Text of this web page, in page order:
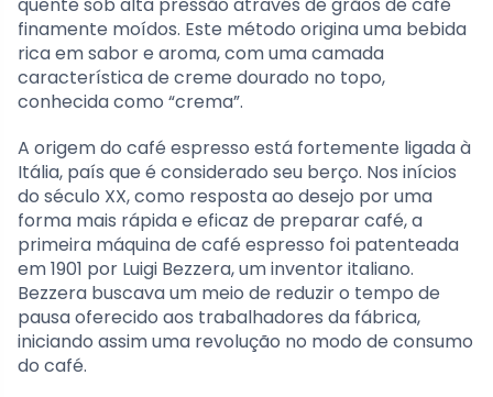
finamente moídos. Este método origina uma bebida
rica em sabor e aroma, com uma camada
característica de creme dourado no topo,
conhecida como “crema”.
A origem do café espresso está fortemente ligada à
Itália, país que é considerado seu berço. Nos inícios
do século XX, como resposta ao desejo por uma
forma mais rápida e eficaz de preparar café, a
primeira máquina de café espresso foi patenteada
em 1901 por Luigi Bezzera, um inventor italiano.
Bezzera buscava um meio de reduzir o tempo de
pausa oferecido aos trabalhadores da fábrica,
iniciando assim uma revolução no modo de consumo
do café.